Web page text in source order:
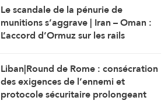
Le scandale de la pénurie de
munitions s’aggrave | Iran – Oman :
L’accord d’Ormuz sur les rails
Liban|Round de Rome : consécration
des exigences de l’ennemi et
protocole sécuritaire prolongeant